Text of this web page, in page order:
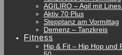
AGILIRO – Agil mit
Aktiv 70 Plus
Stepptanz am Vormittag
Demenz – Tanzkreis
Fitness
Hip & Fit – Hip Hop und